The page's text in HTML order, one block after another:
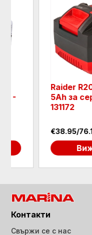
RDP-R20 -
Контакти
Свържи се с нас